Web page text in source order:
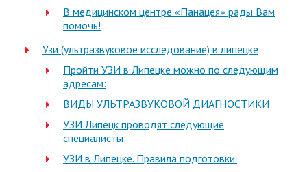
В медицинском центре «Панацея» рады Вам
помочь!
Узи (ультразвуковое исследование) в липецке
Пройти УЗИ в Липецке можно по следующим
адресам:
ВИДЫ УЛЬТРАЗВУКОВОЙ ДИАГНОСТИКИ
УЗИ Липецк проводят следующие
специалисты:
УЗИ в Липецке. Правила подготовки.